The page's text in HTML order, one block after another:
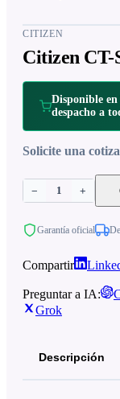
CITIZEN
Citizen CT-
Disponible
despacho a
Solicite una
− 1 +
Garantía oficial
Compartir
Preguntar a IA:
Grok
Descripción